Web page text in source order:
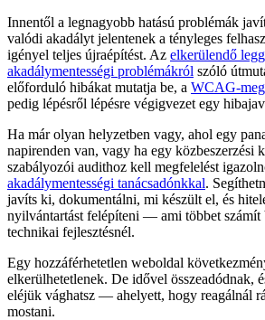
Innentől a legnagyobb hatású problémák
valódi akadályt jelentenek a tényleges
igényel teljes újraépítést. Az elkerülendő
akadálymentességi problémákról szóló
előforduló hibákat mutatja be, a WCAG-
pedig lépésről lépésre végigvezet egy
Ha már olyan helyzetben vagy, ahol egy
napirenden van, vagy ha egy közbeszerzési
szabályozói audithoz kell megfelelést
akadálymentességi tanácsadónkkal.
javíts ki, dokumentálni, mi készült el, és
nyilvántartást felépíteni — ami többet számít
technikai fejlesztésnél.
Egy hozzáférhetetlen weboldal
elkerülhetetlenek. De idővel összeadódnak,
eléjük vághatsz — ahelyett, hogy reagálnál
mostani.